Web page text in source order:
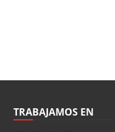
TRABAJAMOS EN